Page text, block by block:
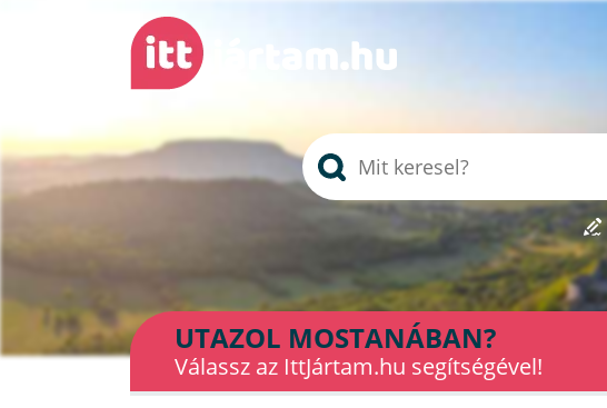
UTAZOL MOSTANÁBAN?
Válassz az IttJártam.hu segítségével!